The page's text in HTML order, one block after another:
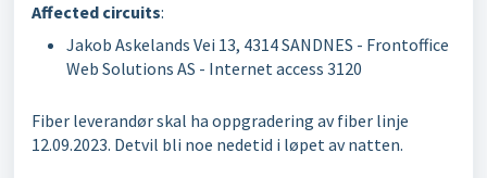
Affected circuits:
Jakob Askelands Vei 13, 4314 SANDNES - Frontoffice
Web Solutions AS - Internet access 3120
Fiber leverandør skal ha oppgradering av fiber linje
12.09.2023. Detvil bli noe nedetid i løpet av natten.